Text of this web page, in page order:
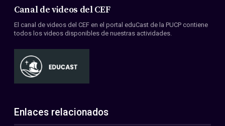
Canal de videos del CEF
El canal de videos del CEF en el portal eduCast de la PUCP contiene
todos los videos disponibles de nuestras actividades.
Enlaces relacionados